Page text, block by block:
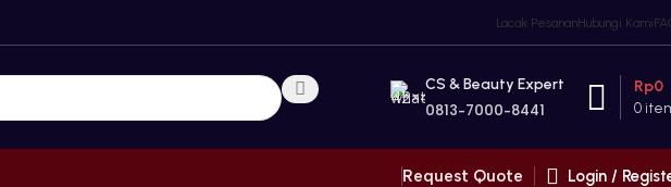
Lacak PesananHubungi Kami
CS & Beauty Expert
0813-7000-8441 0
Rp0
Request Quote
Login /